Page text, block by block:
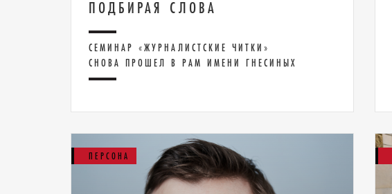
ПОДБИРАЯ СЛОВА
СЕМИНАР «ЖУРНАЛИСТСКИЕ ЧИТКИ»
СНОВА ПРОШЕЛ В РАМ ИМЕНИ ГНЕСИНЫХ
ПЕРСОНА